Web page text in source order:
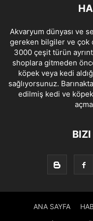
Akvaryum dünyası ve
gereken bilgiler ve çok
3000 çeşit türün
shoplara gitmeden
köpek veya kedi
sağlıyorsunuz.
edilmiş kedi ve
ANA SAYFA